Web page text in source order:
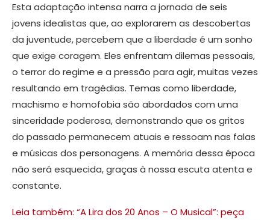
Esta adaptação intensa narra a jornada de seis
jovens idealistas que, ao explorarem as descobertas
da juventude, percebem que a liberdade é um sonho
que exige coragem. Eles enfrentam dilemas pessoais,
o terror do regime e a pressão para agir, muitas vezes
resultando em tragédias. Temas como liberdade,
machismo e homofobia são abordados com uma
sinceridade poderosa, demonstrando que os gritos
do passado permanecem atuais e ressoam nas falas
e músicas dos personagens. A memória dessa época
não será esquecida, graças à nossa escuta atenta e
constante.
Leia também: “A Lira dos 20 Anos – O Musical”: peça